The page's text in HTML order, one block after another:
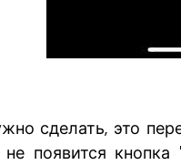
сделать, это
появится